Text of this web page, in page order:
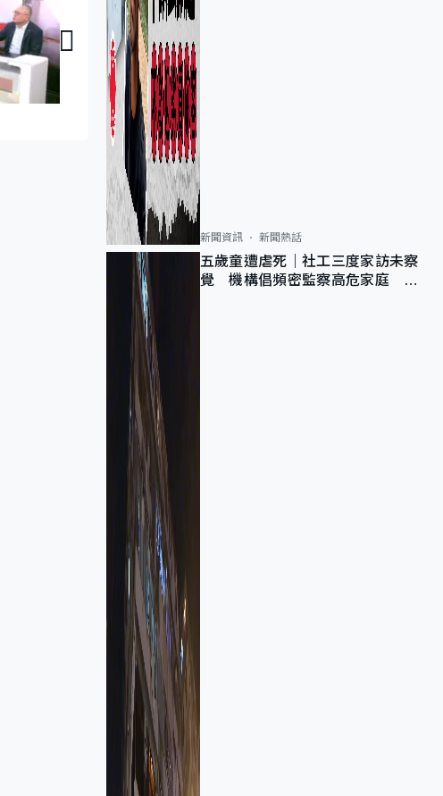
政經CHAT｜大火善後跟進
新聞資訊 新聞熱話
五歲童遭虐死｜社工三度家訪未察
覺 機構倡頻密監察高危家庭 管